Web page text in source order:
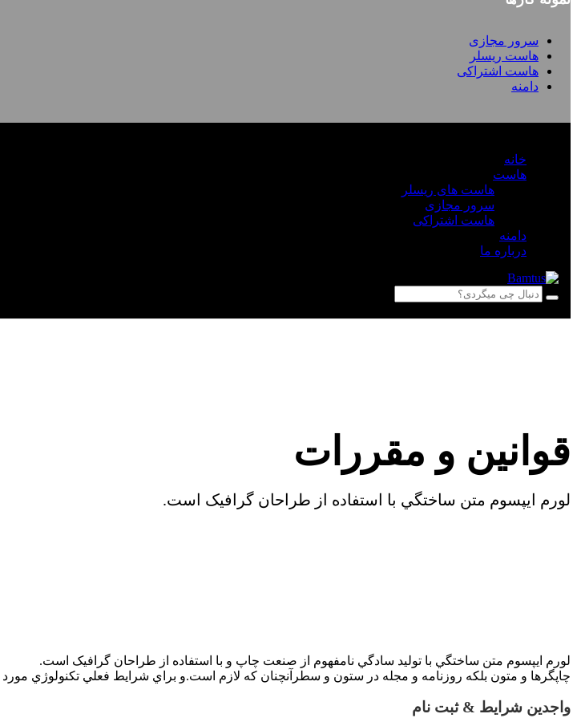
سرور مجازی
هاست ریسلر
هاست اشتراکی
دامنه
خانه
هاست
هاست های ریسلر
سرور مجازی
هاست اشتراکی
دامنه
درباره ما
قوانین و مقررات
لورم ايپسوم متن ساختگي با استفاده از طراحان گرافيک است.
لورم ايپسوم متن ساختگي با توليد سادگي نامفهوم از صنعت چاپ و با استفاده از طراحان گرافيک است.
چاپگرها و متون بلکه روزنامه و مجله در ستون و سطرآنچنان که لازم است.و براي شرايط فعلي تکنولوژي مورد
واجدین شرایط & ثبت نام